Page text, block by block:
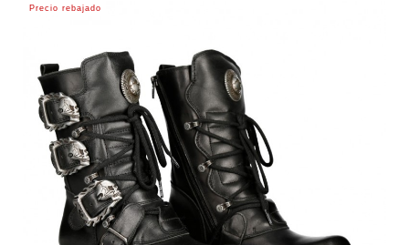
Precio rebajado